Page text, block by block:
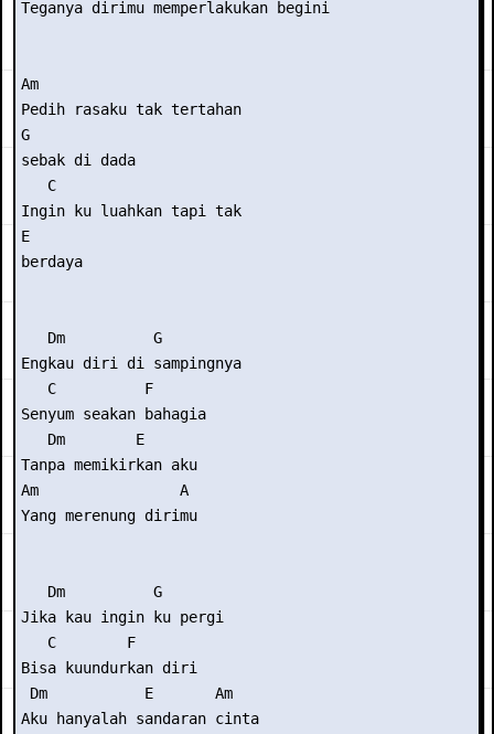
Teganya dirimu memperlakukan begini
Am
Pedih rasaku tak tertahan
G
sebak di dada
   C
Ingin ku luahkan tapi tak
E
berdaya
   Dm          G
Engkau diri di sampingnya
   C          F
Senyum seakan bahagia
   Dm        E
Tanpa memikirkan aku
Am                A
Yang merenung dirimu
   Dm          G
Jika kau ingin ku pergi
   C        F
Bisa kuundurkan diri
Dm           E       Am
Aku hanyalah sandaran cinta